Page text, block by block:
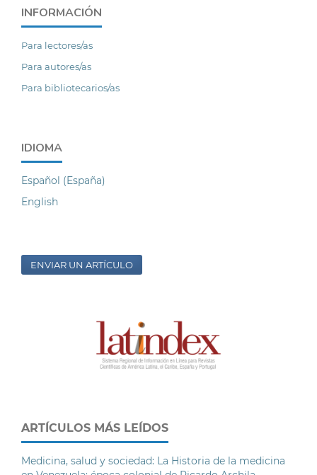
INFORMACIÓN
Para lectores/as
Para autores/as
Para bibliotecarios/as
IDIOMA
Español (España)
English
ENVIAR UN ARTÍCULO
ARTÍCULOS MÁS LEÍDOS
Medicina, salud y sociedad: La Historia de la medicina